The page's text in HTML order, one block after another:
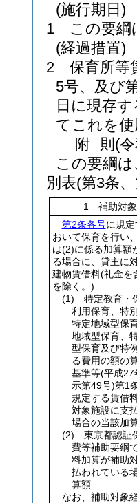
(施行期日)
1
この要綱
(経過措置)
2
保育所等
5号、及び
日に現存
てこれを
附 則 (
この要綱
別表(第3条
1 補助対
第2条各号に規定
おいて保育を行い
は(2)に係る加算額
る場合に、貸主に
建物賃借料(礼金を
を除く。)
(1) 特定教育・
利用保育、特
特定地域型保
地域型保育、
型保育及び特
る費用の額の
基準等(平成27
示第49号)第1
規定する賃借
対象施設に支
場合の当該加
(2) 東京都認証
費等補助要綱
料加算が補助
払われている
算額
なお、補助対象